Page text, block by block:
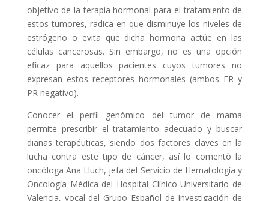
objetivo de la terapia hormonal para el tratamiento de
estos tumores, radica en que disminuye los niveles de
estrógeno o evita que dicha hormona actúe en las
células cancerosas. Sin embargo, no es una opción
eficaz para aquellos pacientes cuyos tumores no
expresan estos receptores hormonales (ambos ER y
PR negativo).
Conocer el perfil genómico del tumor de mama
permite prescribir el tratamiento adecuado y buscar
dianas terapéuticas, siendo dos factores claves en la
lucha contra este tipo de cáncer, así lo comentò la
oncóloga Ana Lluch, jefa del Servicio de Hematología y
Oncología Médica del Hospital Clínico Universitario de
Valencia, vocal del Grupo Español de Investigación de